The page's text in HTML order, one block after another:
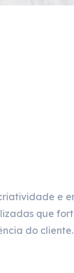
e
que
do cliente.